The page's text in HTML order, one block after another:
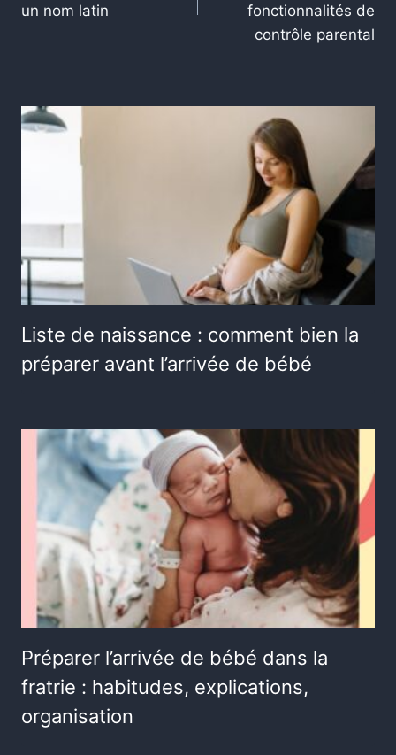
un nom latin
fonctionnalités de
contrôle parental
Liste de naissance : comment bien la
préparer avant l’arrivée de bébé
Préparer l’arrivée de bébé dans la
fratrie : habitudes, explications,
organisation